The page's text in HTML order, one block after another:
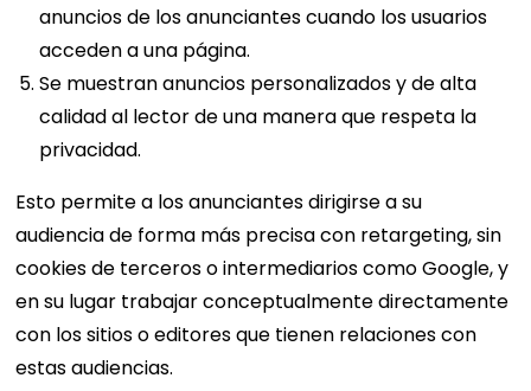
anuncios de los anunciantes cuando los usuarios
acceden a una página.
Se muestran anuncios personalizados y de alta
calidad al lector de una manera que respeta la
privacidad.
Esto permite a los anunciantes dirigirse a su
audiencia de forma más precisa con retargeting, sin
cookies de terceros o intermediarios como Google, y
en su lugar trabajar conceptualmente directamente
con los sitios o editores que tienen relaciones con
estas audiencias.